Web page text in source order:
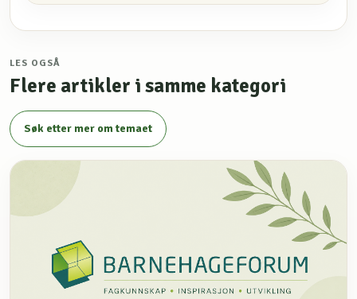
LES OGSÅ
Flere artikler i samme kategori
Søk etter mer om temaet